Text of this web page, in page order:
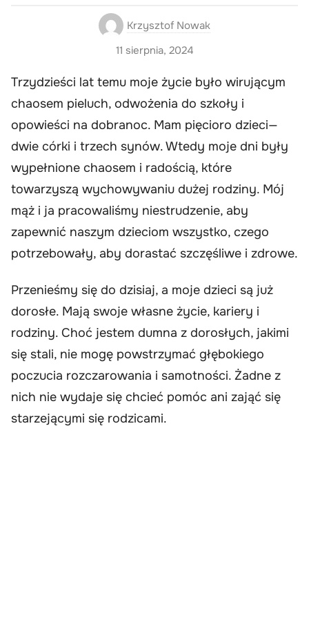
Krzysztof Nowak
11 sierpnia, 2024
Trzydzieści lat temu moje życie było wirującym
chaosem pieluch, odwożenia do szkoły i
opowieści na dobranoc. Mam pięcioro dzieci—
dwie córki i trzech synów. Wtedy moje dni były
wypełnione chaosem i radością, które
towarzyszą wychowywaniu dużej rodziny. Mój
mąż i ja pracowaliśmy niestrudzenie, aby
zapewnić naszym dzieciom wszystko, czego
potrzebowały, aby dorastać szczęśliwe i zdrowe.
Przenieśmy się do dzisiaj, a moje dzieci są już
dorosłe. Mają swoje własne życie, kariery i
rodziny. Choć jestem dumna z dorosłych, jakimi
się stali, nie mogę powstrzymać głębokiego
poczucia rozczarowania i samotności. Żadne z
nich nie wydaje się chcieć pomóc ani zająć się
starzejącymi się rodzicami.